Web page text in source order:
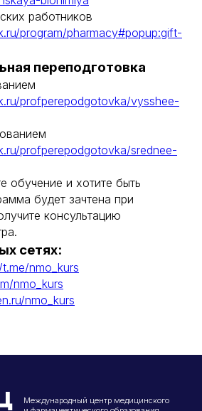
работников
program/pharmacy#popup:gift-
переподготовка
profperepodgotovka/vysshee-
profperepodgotovka/srednee-
обучение и хотите быть
будет зачтена при
консультацию
сетях:
nmo_kurs
nmo_kurs
nmo_kurs